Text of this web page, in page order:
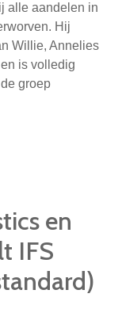
alle aandelen in
Hij
Willie, Annelies
is volledig
groep
en
IFS